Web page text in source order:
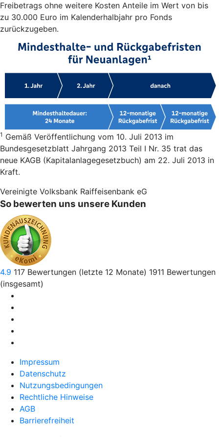
Freibetrags ohne weitere Kosten Anteile im Wert von bis
zu 30.000 Euro im Kalenderhalbjahr pro Fonds
zurückzugeben.
1 Gemäß Veröffentlichung vom 10. Juli 2013 im
Bundesgesetzblatt Jahrgang 2013 Teil I Nr. 35 trat das
neue KAGB (Kapitalanlagegesetzbuch) am 22. Juli 2013 in
Kraft.
Vereinigte Volksbank Raiffeisenbank eG
So bewerten uns unsere Kunden
4.9 117 Bewertungen (letzte 12 Monate) 1911 Bewertungen
(insgesamt)
Impressum
Datenschutz
Nutzungsbedingungen
Rechtliche Hinweise
AGB
Barrierefreiheit